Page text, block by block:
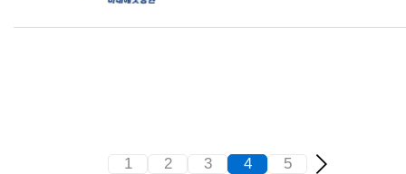
1 2 3 4 5